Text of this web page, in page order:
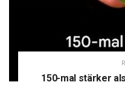
150-mal stärker